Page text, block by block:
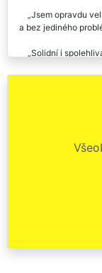
Jsem opravdu
jsem jejich služby
a pokaždé v
Stěhovací firma
baráku jsme byli
Dobrý den,
dům v Berouně i o
100 %
komunikace,
potřebám, celé
bez jakýchkoliv